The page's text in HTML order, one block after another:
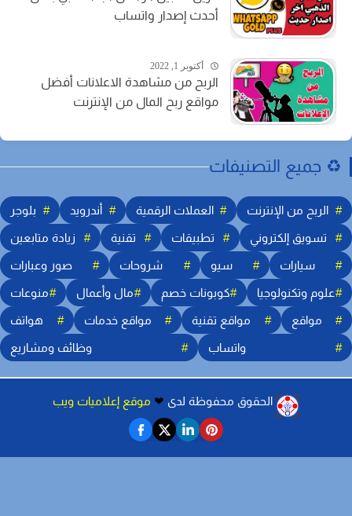
أحدث إصدار واتساب
أكتوبر 1, 2022
الربح من مشاهدة الاعلانات أفضل
مواقع ربح المال من الإنترنت
جميع التصنيفات
الربح من الإنترنت العملات الرقمية أندرويد بلوجر
تسويق إلكتروني تطبيقات تقنية زيادة متابعين
سيارات سيو شروحات صور وعبارات
علوم وتكنولوجيا كوبونات خصم مال وأعمال منوعات
مواقع مواقع تقنية مواقع خدمات هواتف
واتساب وظائف ومشاريع
︎الحقوق محفوظة لدى❤ موقع إعلاميات ويب